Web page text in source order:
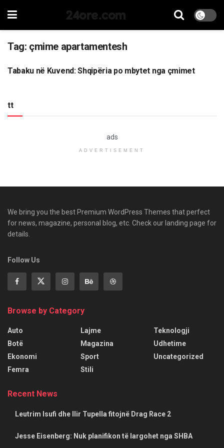
24ore.com
Tag: çmime apartamentesh
LAJME
Tabaku në Kuvend: Shqipëria po mbytet nga çmimet
tt
ads
ADVERTISEMENT
We bring you the best Premium WordPress Themes that perfect
for news, magazine, personal blog, etc. Check our landing page for
details.
Follow Us
Browse by Category
Auto
Botë
Ekonomi
Femra
Lajme
Magazina
Sport
Stili
Teknologji
Udhetime
Uncategorized
Recent News
Leutrim Isufi dhe Ilir Tupella fitojnë Drag Race 2
Jesse Eisenberg: Nuk planifikon të largohet nga SHBA